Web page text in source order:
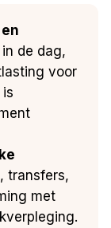
de dag,
voor
transfers,
met